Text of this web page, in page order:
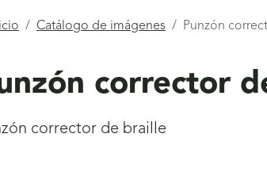
Catálogo de imágenes Punzón
corrector
corrector de braille